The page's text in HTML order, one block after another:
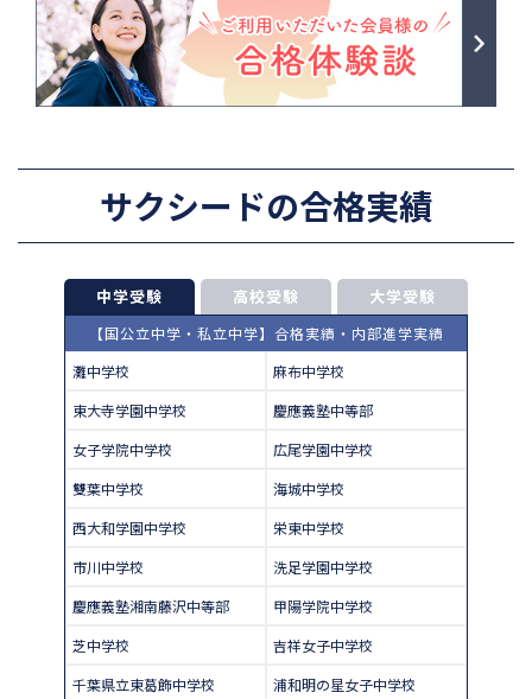
サクシードの合格実績
中学受験 高校受験 大学受験
【国公立中学・私立中学】合格実績・内部進学実績
灘中学校
麻布中学校
東大寺学園中学校
慶應義塾中等部
女子学院中学校
広尾学園中学校
雙葉中学校
海城中学校
西大和学園中学校
栄東中学校
市川中学校
洗足学園中学校
慶應義塾湘南藤沢中等部
甲陽学院中学校
芝中学校
吉祥女子中学校
千葉県立東葛飾中学校
浦和明の星女子中学校